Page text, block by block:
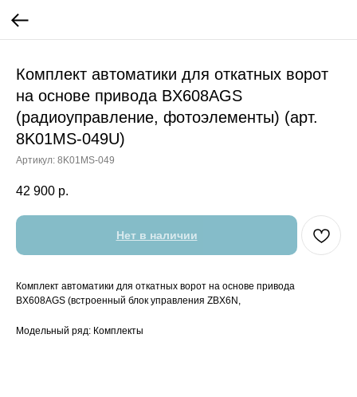
Комплект автоматики для откатных ворот
на основе привода BX608AGS
(радиоуправление, фотоэлементы) (арт.
8K01MS-049U)
Артикул: 8K01MS-049
42 900 р.
Нет в наличии
Комплект автоматики для откатных ворот на основе привода
BX608AGS (встроенный блок управления ZBX6N,
Модельный ряд: Комплекты